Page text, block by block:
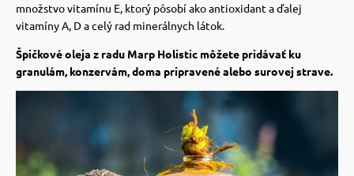
podložky
množstvo vitamínu E, ktorý pôsobí ako antioxidant a ďalej
vitamíny A, D a celý rad minerálnych látok.
Špičkové oleja z radu Marp Holistic môžete pridávať ku
granulám, konzervám, doma pripravené alebo surovej strave.